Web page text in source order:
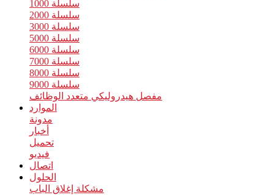
سلسلة 1000
سلسلة 2000
سلسلة 3000
سلسلة 5000
سلسلة 6000
سلسلة 7000
سلسلة 8000
سلسلة 9000
مفصل هيدروليكي متعدد الوظائف
الموارد
مدونة
أخبار
تحميل
فيديو
اتصال
الحلول
مشكلة إغلاق الباب